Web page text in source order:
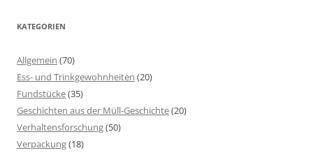
KATEGORIEN
Allgemein (70)
Ess- und Trinkgewohnheiten (20)
Fundstücke(35)
Geschichten aus der Müll-Geschichte(20)
Verhaltensforschung(50)
Verpackung(18)